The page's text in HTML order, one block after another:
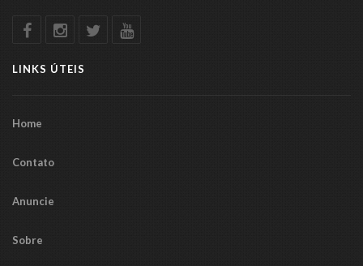
LINKS ÚTEIS
Home
Contato
Anuncie
Sobre